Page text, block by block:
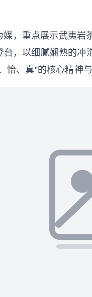
媒，重点展示武夷
台，以细腻娴熟的
怡、真”的核心精神